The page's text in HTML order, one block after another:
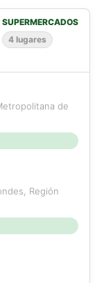
SUPERMERCADOS
4 lugares
de
Región